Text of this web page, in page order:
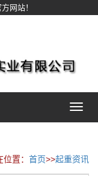
网站！
Toggle
置： 首页>>起重资讯